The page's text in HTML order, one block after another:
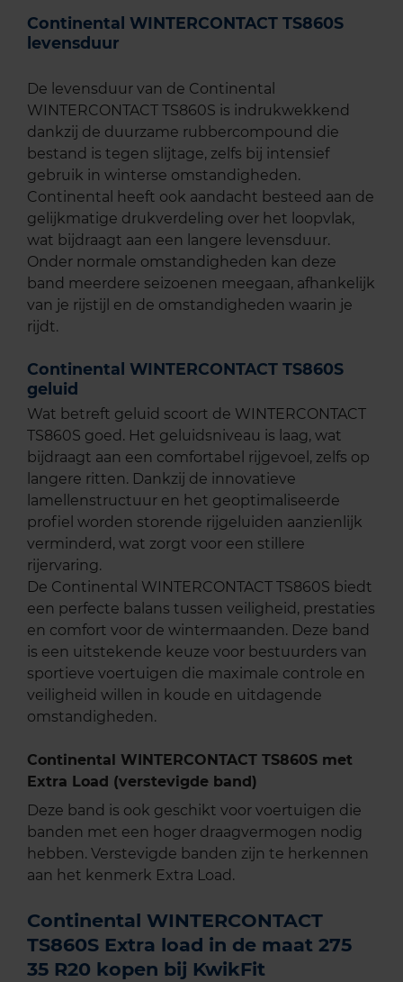
Continental WINTERCONTACT TS860S
levensduur
De levensduur van de Continental
WINTERCONTACT TS860S is indrukwekkend
dankzij de duurzame rubbercompound die
bestand is tegen slijtage, zelfs bij intensief
gebruik in winterse omstandigheden.
Continental heeft ook aandacht besteed aan de
gelijkmatige drukverdeling over het loopvlak,
wat bijdraagt aan een langere levensduur.
Onder normale omstandigheden kan deze
band meerdere seizoenen meegaan, afhankelijk
van je rijstijl en de omstandigheden waarin je
rijdt.
Continental WINTERCONTACT TS860S
geluid
Wat betreft geluid scoort de WINTERCONTACT
TS860S goed. Het geluidsniveau is laag, wat
bijdraagt aan een comfortabel rijgevoel, zelfs op
langere ritten. Dankzij de innovatieve
lamellenstructuur en het geoptimaliseerde
profiel worden storende rijgeluiden aanzienlijk
verminderd, wat zorgt voor een stillere
rijervaring.
De Continental WINTERCONTACT TS860S biedt
een perfecte balans tussen veiligheid, prestaties
en comfort voor de wintermaanden. Deze band
is een uitstekende keuze voor bestuurders van
sportieve voertuigen die maximale controle en
veiligheid willen in koude en uitdagende
omstandigheden.
Continental WINTERCONTACT TS860S met
Extra Load (verstevigde band)
Deze band is ook geschikt voor voertuigen die
banden met een hoger draagvermogen nodig
hebben. Verstevigde banden zijn te herkennen
aan het kenmerk Extra Load.
Continental WINTERCONTACT
TS860S Extra load in de maat 275
35 R20 kopen bij KwikFit